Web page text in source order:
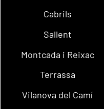
Cabrils
Sallent
Montcada i Reixac
Terrassa
Vilanova del Camí